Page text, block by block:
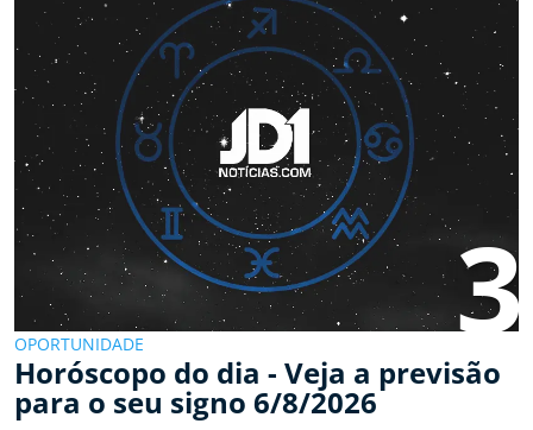
3
OPORTUNIDADE
Horóscopo do dia - Veja a previsão
para o seu signo 6/8/2026